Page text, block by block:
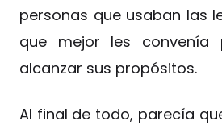
personas que usaban las
que mejor les convenía
alcanzar sus propósitos.
Al final de todo, parecía